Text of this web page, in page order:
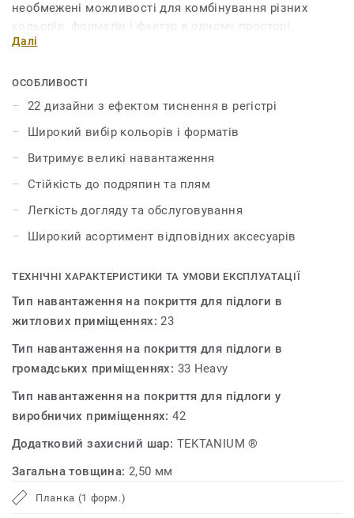
необмежені можливості для комбінування різних
кольорів, форматів і фактур в одному просторі.
Поєднайте текстуру дерева, каміння та металу, грайте з
аксесуарами – плінтусами та профілями. iD Inspiration
55 & 55 Plus розсуває межі дозволеного у дизайні і
дозволяє створити інтер’єр вашої мрії. Колекція
пропонує 22 декори, які мають тиснення в регістрі – це
технологія, яка відтворює рельєф і зовнішній вигляд
Далі
ОСОБЛИВОСТІ
22 дизайни з ефектом тиснення в регістрі
Широкий вибір кольорів і форматів
Витримує великі навантаження
Стійкість до подряпин та плям
Легкість догляду та обслуговування
Широкий асортимент відповідних аксесуарів
ТЕХНІЧНІ ХАРАКТЕРИСТИКИ ТА УМОВИ ЕКСПЛУАТАЦІЇ
Тип навантаження на покриття для підлоги в
житлових приміщеннях:23
Тип навантаження на покриття для підлоги в
громадських приміщеннях: 33 Heavy
Тип навантаження на покриття для підлоги у
виробничих приміщеннях:42
Додатковий захисний шар: TEKTANIUM ®
Загальна товщина: 2,50 мм
Планка (1 форм.)